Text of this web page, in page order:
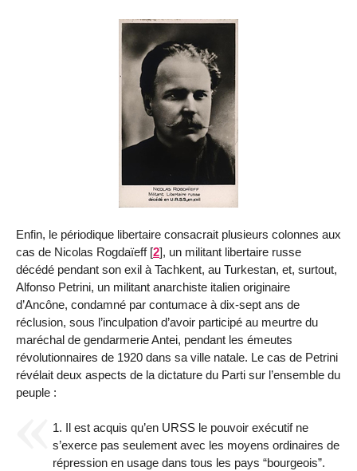
Enfin, le périodique libertaire consacrait plusieurs colonnes aux
cas de Nicolas Rogdaïeff[2], un militant libertaire russe
décédé pendant son exil à Tachkent, au Turkestan, et, surtout,
Alfonso Petrini, un militant anarchiste italien originaire
d’Ancône, condamné par contumace à dix-sept ans de
réclusion, sous l’inculpation d’avoir participé au meurtre du
maréchal de gendarmerie Antei, pendant les émeutes
révolutionnaires de 1920 dans sa ville natale. Le cas de Petrini
révélait deux aspects de la dictature du Parti sur l’ensemble du
peuple :
1. Il est acquis qu’en URSS le pouvoir exécutif ne
s’exerce pas seulement avec les moyens ordinaires de
répression en usage dans tous les pays “bourgeois”.